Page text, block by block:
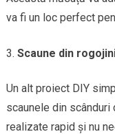
va fi un loc perfect
Scaune din
Un alt proiect DIY
scaunele din
realizate rapid și nu